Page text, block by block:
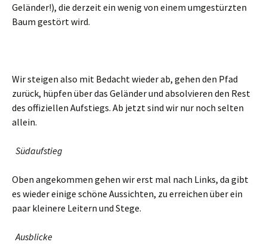
Geländer!), die derzeit ein wenig von einem umgestürzten
Baum gestört wird.
Wir steigen also mit Bedacht wieder ab, gehen den Pfad
zurück, hüpfen über das Geländer und absolvieren den Rest
des offiziellen Aufstiegs. Ab jetzt sind wir nur noch selten
allein.
Südaufstieg
Oben angekommen gehen wir erst mal nach Links, da gibt
es wieder einige schöne Aussichten, zu erreichen über ein
paar kleinere Leitern und Stege.
Ausblicke